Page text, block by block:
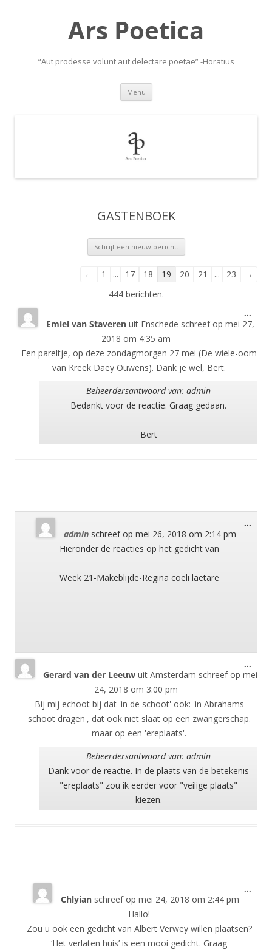
Ars Poetica
“Aut prodesse volunt aut delectare poetae” -Horatius
Menu Skip
content
GASTENBOEK
Navigatie
← 1 ... 17 18 19 20 21 ... 23
→
444 berichten.
Emiel van Staveren uit Enschede schreef op mei 27,
2018 om 4:35 am
Een pareltje, op deze zondagmorgen 27 mei (De wiele-oom
van Kreek Daey Ouwens). Dank je wel, Bert.
Beheerdersantwoord van: admin
Bedankt voor de reactie. Graag gedaan.
Bert
...
deze
admin schreef op mei 26, 2018 om 2:14 pm
Hieronder de reacties op het gedicht van
Week 21-Makeblijde-Regina coeli laetare
...
Gerard van der Leeuw uit Amsterdam schreef op mei
24, 2018 om 3:00 pm
Bij mij echoot bij dat 'in de schoot' ook: 'in Abrahams
schoot dragen', dat ook niet slaat op een zwangerschap.
maar op een 'ereplaats'.
Beheerdersantwoord van: admin
Dank voor de reactie. In de plaats van de betekenis
"ereplaats" zou ik eerder voor "veilige plaats"
kiezen.
...
deze
Chlyian schreef op mei 24, 2018 om 2:44 pm
Hallo!
Zou u ook een gedicht van Albert Verwey willen plaatsen?
‘Het verlaten huis’ is een mooi gedicht. Graag
...